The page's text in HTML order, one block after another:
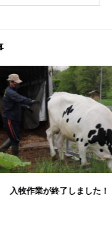
牧作業が終了しました！